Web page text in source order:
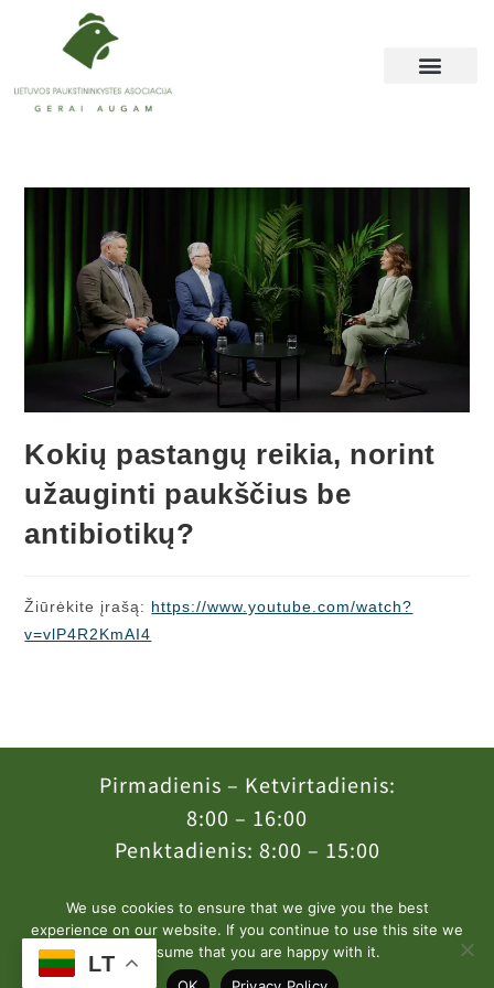
Kokių pastangų reikia, norint
užauginti paukščius be
antibiotikų?
Žiūrėkite įrašą: https://www.youtube.com/watch?
v=vlP4R2KmAI4
COPYRIGHT 2022, BY GETSPACE.LT
Pirmadienis – Ketvirtadienis:
8:00 – 16:00
Penktadienis: 8:00 – 15:00
LT
We use cookies to ensure that we give you the best
experience on our website. If you continue to use this site we
will assume that you are happy with it.